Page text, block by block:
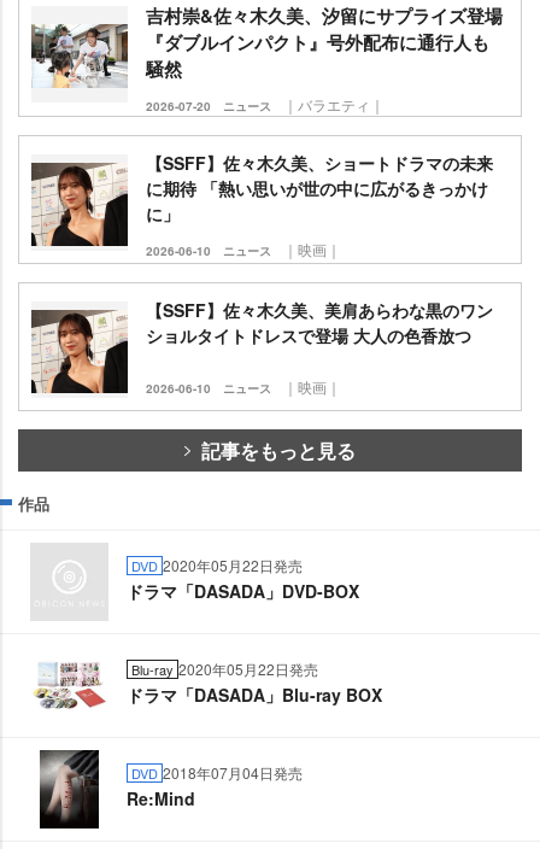
吉村崇&佐々木久美、汐留にサプライズ登場
『ダブルインパクト』号外配布に通行人も
騒然
2026-07-20 ニュース ｜バラエティ｜
【SSFF】佐々木久美、ショートドラマの未来
に期待 「熱い思いが世の中に広がるきっかけ
に」
2026-06-10 ニュース ｜映画｜
【SSFF】佐々木久美、美肩あらわな黒のワン
ショルタイトドレスで登場 大人の色香放つ
2026-06-10 ニュース ｜映画｜
記事をもっと見る
作品
DVD 2020年05月22日発売
ドラマ「DASADA」DVD-BOX
Blu-ray 2020年05月22日発売
ドラマ「DASADA」Blu-ray BOX
DVD 2018年07月04日発売
Re:Mind